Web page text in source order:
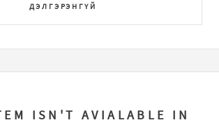
ДЭЛГЭРЭНГҮЙ
ISN'T AVIALABLE IN